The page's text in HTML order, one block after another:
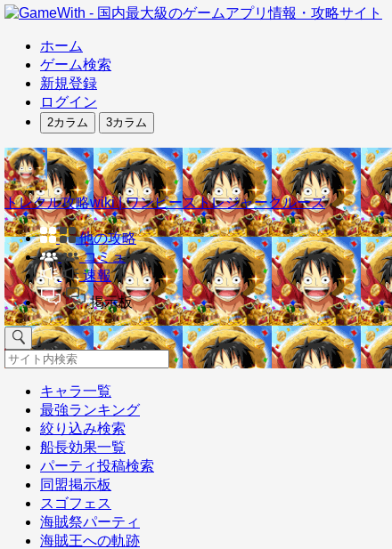
ホーム
ゲーム検索
新規登録
ログイン
2カラム 3カラム
トレクル攻略wiki | ワンピーストレジャークルーズ
他の攻略
コミュ
速報
掲示板
キャラ一覧
最強ランキング
絞り込み検索
船長効果一覧
パーティ投稿検索
同盟掲示板
スゴフェス
海賊祭パーティ
海賊王への軌跡